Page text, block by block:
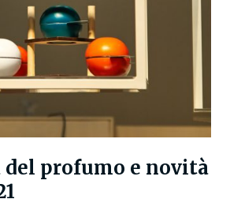
del profumo e novità